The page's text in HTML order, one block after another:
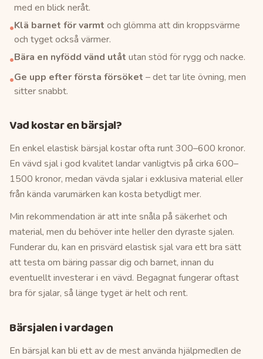
med en blick neråt.
•Klä barnet för varmt och glömma att din kroppsvärme
och tyget också värmer.
•Bära en nyfödd vänd utåt utan stöd för rygg och nacke.
•Ge upp efter första försöket – det tar lite övning, men
sitter snabbt.
Vad kostar en bärsjal?
En enkel elastisk bärsjal kostar ofta runt 300–600 kronor.
En vävd sjal i god kvalitet landar vanligtvis på cirka 600–
1500 kronor, medan vävda sjalar i exklusiva material eller
från kända varumärken kan kosta betydligt mer.
Min rekommendation är att inte snåla på säkerhet och
material, men du behöver inte heller den dyraste sjalen.
Funderar du, kan en prisvärd elastisk sjal vara ett bra sätt
att testa om bäring passar dig och barnet, innan du
eventuellt investerar i en vävd. Begagnat fungerar oftast
bra för sjalar, så länge tyget är helt och rent.
Bärsjalen i vardagen
En bärsjal kan bli ett av de mest använda hjälpmedlen de